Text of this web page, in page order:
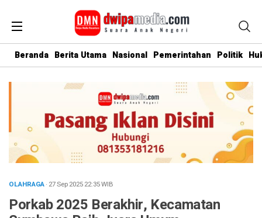
Beranda Berita Utama Nasional Pemerintahan Politik
OLAHRAGA· 27 Sep 202522:35WIB
Porkab 2025 Berakhir, Kecamatan